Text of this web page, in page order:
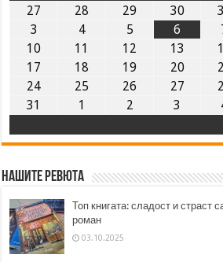
27 28 29 30
3
4 5 6
10
11 12 13
17
18 19 20
24
25 26 27
31
1 2 3
Нашите ревюта
Топ книгата: сладост и страст
роман
03.10.2025